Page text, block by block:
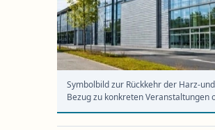
Symbolbild zur Rückkehr der Harz-
Bezug zu konkreten Veranstaltungen